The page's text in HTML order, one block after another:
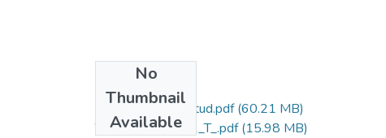
No
Thumbnail
Available
Grado de Similitud.pdf(60.21 MB)
T036_74562021_T_.pdf(15.98 MB)